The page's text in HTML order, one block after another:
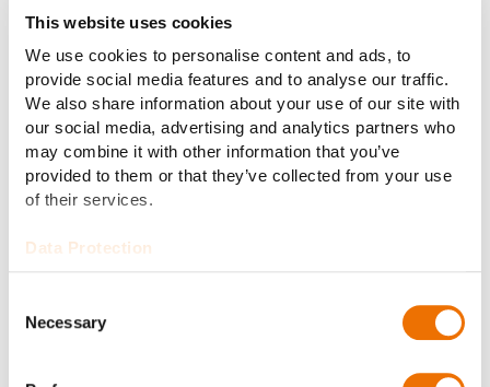
This website uses cookies
We use cookies to personalise content and ads, to
provide social media features and to analyse our traffic.
We also share information about your use of our site with
our social media, advertising and analytics partners who
may combine it with other information that you’ve
provided to them or that they’ve collected from your use
of their services.
Data Protection
Selection
Necessary
wider. Die Übernahme festigt die Marktführerschaft
von RENK im internationalen Marinegetriebemarkt und
erschließt eine langfristige Auftragsbasis in den
wichtigsten Marineprogrammen Großbritanniens,
Kanadas und Australiens. Aufgrund der langen
Lebenszyklen dieser Programme eröffnet die
Übernahme nachhaltige Wachstumschancen im
Aftermarket-Geschäft. Insgesamt bedeutet die
bestehenden Portfolios der RENK Group im
Gezieltes Portfoliowachstum in drei